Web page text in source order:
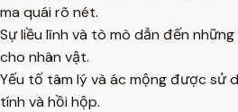
ma quái rõ nét.
Sự liều lĩnh và tò mò dẫn đến
cho nhân vật.
Yếu tố tâm lý và ác mộng được sử
tính và hồi hộp.